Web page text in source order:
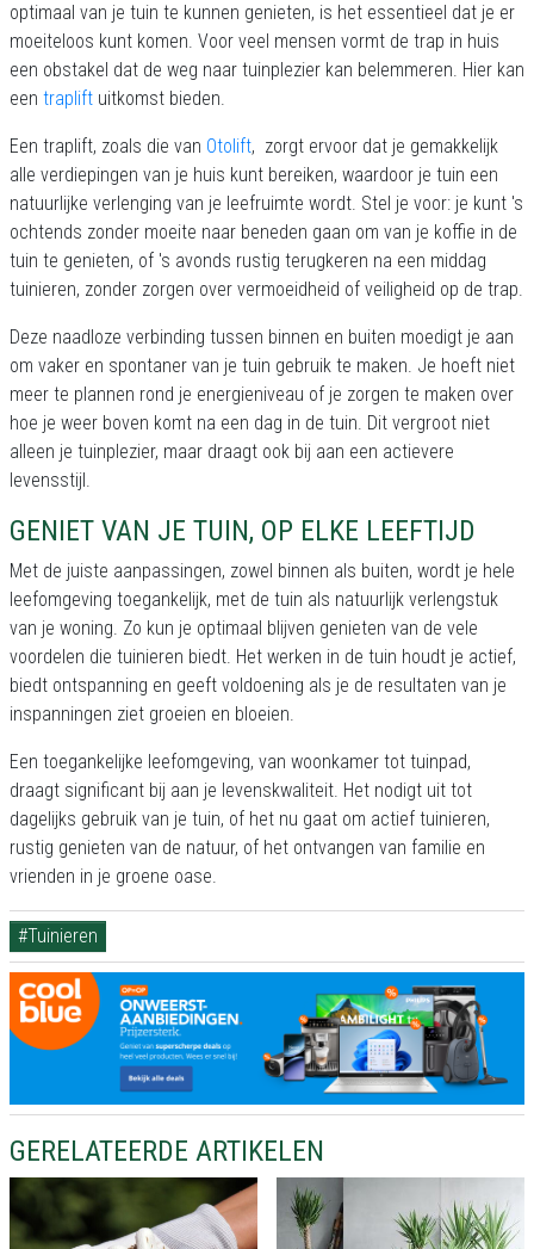
optimaal van je tuin te kunnen genieten, is het essentieel dat je er
moeiteloos kunt komen. Voor veel mensen vormt de trap in huis
een obstakel dat de weg naar tuinplezier kan belemmeren. Hier kan
een traplift uitkomst bieden.
Een traplift, zoals die van Otolift, zorgt ervoor dat je gemakkelijk
alle verdiepingen van je huis kunt bereiken, waardoor je tuin een
natuurlijke verlenging van je leefruimte wordt. Stel je voor: je kunt 's
ochtends zonder moeite naar beneden gaan om van je koffie in de
tuin te genieten, of 's avonds rustig terugkeren na een middag
tuinieren, zonder zorgen over vermoeidheid of veiligheid op de trap.
Deze naadloze verbinding tussen binnen en buiten moedigt je aan
om vaker en spontaner van je tuin gebruik te maken. Je hoeft niet
meer te plannen rond je energieniveau of je zorgen te maken over
hoe je weer boven komt na een dag in de tuin. Dit vergroot niet
alleen je tuinplezier, maar draagt ook bij aan een actievere
levensstijl.
GENIET VAN JE TUIN, OP ELKE LEEFTIJD
Met de juiste aanpassingen, zowel binnen als buiten, wordt je hele
leefomgeving toegankelijk, met de tuin als natuurlijk verlengstuk
van je woning. Zo kun je optimaal blijven genieten van de vele
voordelen die tuinieren biedt. Het werken in de tuin houdt je actief,
biedt ontspanning en geeft voldoening als je de resultaten van je
inspanningen ziet groeien en bloeien.
Een toegankelijke leefomgeving, van woonkamer tot tuinpad,
draagt significant bij aan je levenskwaliteit. Het nodigt uit tot
dagelijks gebruik van je tuin, of het nu gaat om actief tuinieren,
rustig genieten van de natuur, of het ontvangen van familie en
vrienden in je groene oase.
#Tuinieren
GERELATEERDE ARTIKELEN